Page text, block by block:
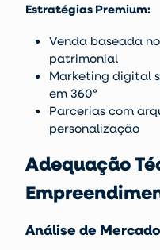
Estratégias Premium:
Venda baseada
patrimonial
Marketing digital
em 360°
Parcerias com
personalização
Adequação
Análise de